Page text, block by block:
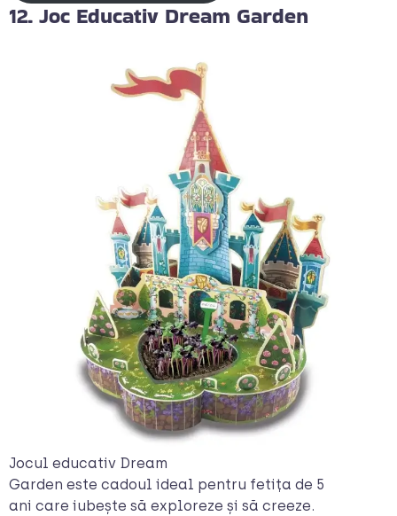
12. Joc Educativ Dream Garden
Jocul educativ Dream
Garden este cadoul ideal pentru fetița de 5
ani care iubește să exploreze și să creeze.